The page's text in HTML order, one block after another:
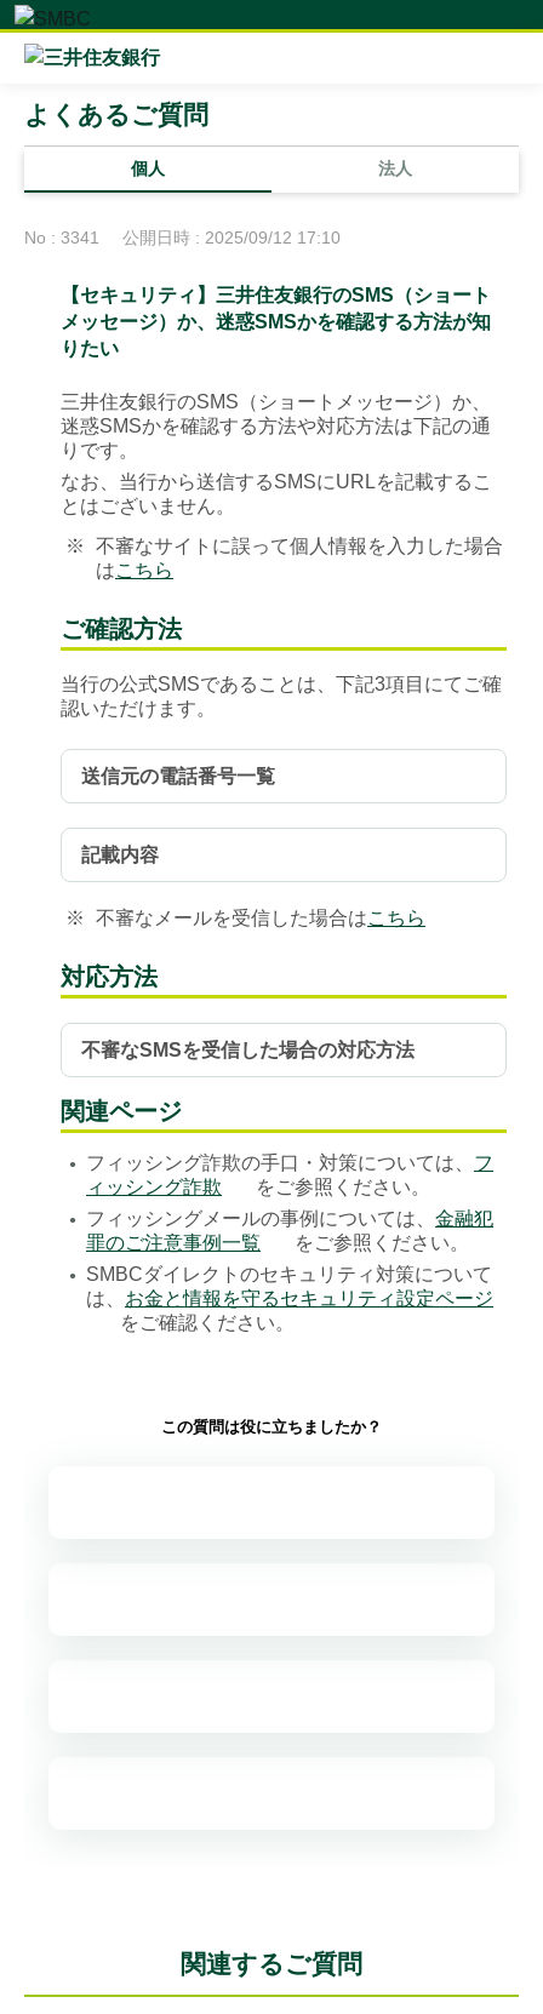
個人 法人
よくあるご質問
No : 3341 公開日時 : 2025/09/12 17:10
【セキュリティ】三井住友銀行のSMS（ショート
メッセージ）か、迷惑SMSかを確認する方法が知
りたい
三井住友銀行のSMS（ショートメッセージ）か、
迷惑SMSかを確認する方法や対応方法は下記の通
りです。
なお、当行から送信するSMSにURLを記載するこ
とはございません。
※
不審なサイトに誤って個人情報を入力した場合
はこちら
ご確認方法
当行の公式SMSであることは、下記3項目にてご確
認いただけます。
送信元の電話番号一覧
記載内容
※ 不審なメールを受信した場合はこちら
対応方法
不審なSMSを受信した場合の対応方法
関連ページ
● フィッシング詐欺の手口・対策については、 フ
ィッシング詐欺
をご参照ください。
● フィッシングメールの事例については、 金融犯
罪のご注意事例一覧
をご参照ください。
●
SMBCダイレクトのセキュリティ対策について
は、 お金と情報を守るセキュリティ設定ページ
をご確認ください。
この質問は役に立ちましたか？
関連するご質問